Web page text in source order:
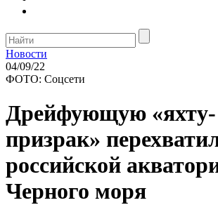
Новости
04/09/22
ФОТО: Соцсети
Дрейфующую «яхту-
призрак»
российской
Черного моря